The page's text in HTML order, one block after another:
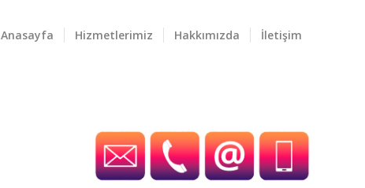
Anasayfa Hizmetlerimiz Hakkımızda İletişim